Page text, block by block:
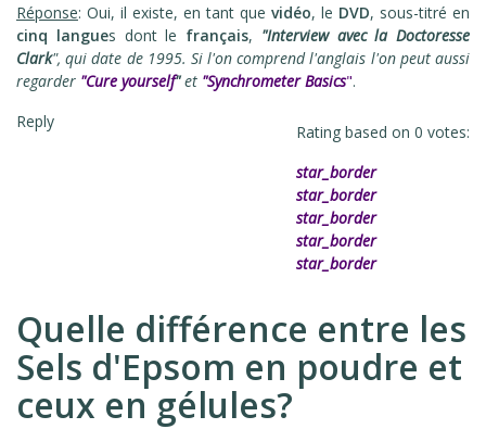
Réponse: Oui, il existe, en tant que vidéo, le DVD, sous-titré en
cinq langues dont le français, "Interview avec la Doctoresse
Clark", qui date de 1995. Si l'on comprend l'anglais l'on peut aussi
regarder "Cure yourself"et "Synchrometer Basics".
Rating based on 0 votes:
star_border
star_border
star_border
star_border
star_border
Reply
Quelle différence entre les
Sels d'Epsom en poudre et
ceux en gélules?